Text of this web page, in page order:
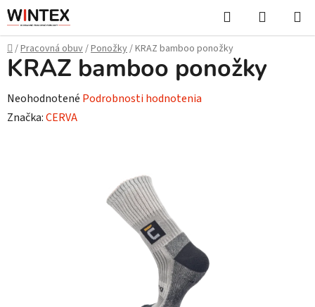
Prejsť
na
obsah
Hľadať
KOŠÍK
Domov
/Pracovná obuv/Ponožky/KRAZ bamboo ponožky
KRAZ bamboo ponožky
Priemerné
hodnotenie
Neohodnotené Podrobnosti hodnotenia
Značka:CERVA